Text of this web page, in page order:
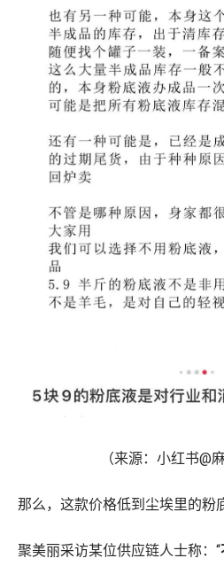
（来源：小红书@
那么，这款价格低到尘埃里的粉
聚美丽采访某位供应链人士称：“